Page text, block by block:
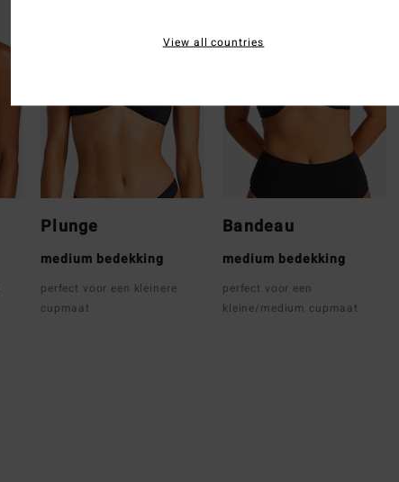
Plunge
medium bedekking
perfect voor een kleinere
cupmaat
Bandeau
medium bedekking
perfect voor een
kleine/medium cupmaat
View all countries